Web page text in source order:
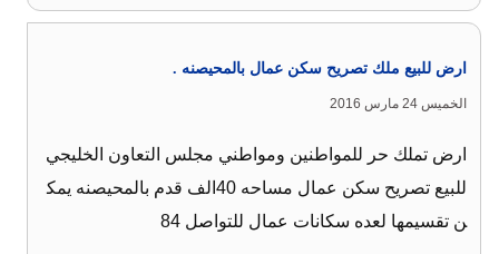
ارض للبيع ملك تصريح سكن عمال بالمحيصنه .
الخميس 24 مارس 2016
ارض تملك حر للمواطنين ومواطني مجلس التعاون الخليجي
للبيع تصريح سكن عمال مساحه 40الف قدم بالمحيصنه يمك
ن تقسيمها لعده سكانات عمال للتواصل 84